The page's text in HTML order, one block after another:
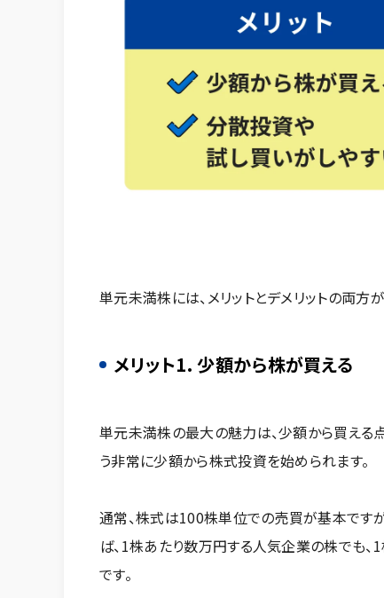
単元未満株には、メリットとデメリットの両方
メリット1. 少額から株が買える
単元未満株の最大の魅力は、少額から買える
う非常に少額から株式投資を始められます。
通常、株式は100株単位での売買が基本です
ば、1株あたり数万円する人気企業の株でも、
です。